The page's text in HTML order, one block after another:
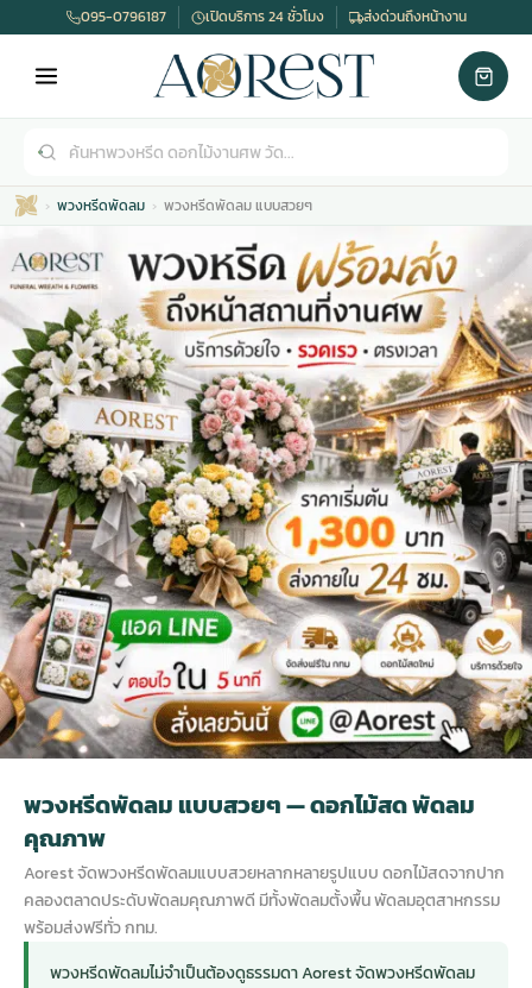
ดอกไม้หน้าศพ
ดอกไม้จัดงานศพ
จัดดอกไม้หน้าศพ
ดอกไม้หน้าหีบ
ดอกไม้หน้างานศพ
ดอกไม้หน้าโลง
จัดดอกไม้หน้ารูป
จัดดอกไม้หน้าโลง
ดอกไม้ศพ
พวงหรีด กรุงเทพ
พวงหรีดราคา
สั่งพวงหรีด
ร้านพวงหรีด
ดอกไม้พวงหรีด
พวงหรีดปทุม
พวงหรีดพระราม 2
พวงหรีด ปากคลองตลาด
พวงหรีดราคาถูก
มรุ
น้าเมรุ
มรุสีขาว
ไม้หน้าเมรุ
กไม้หน้าเมรุ
น้าเมรุ ราคา
มรุ กรุงเทพ
ม้หน้าเมรุ
มรุ ราคาถูก
ไม้งานแต่ง
ไม้งานแต่ง ราคา
ไม้งานแต่ง ราคาถูก
ไม้งานแต่ง กรุงเทพ
อกไม้งานแต่ง
ดอกไม้งานแต่ง
ไม้งานแต่ง แบบสวยๆ
พวงหรีดพัดลม
พวงหรีดพัดลม ราคา
พวงหรีดพัดลม ราคาถูก
พวงหรีดพัดลม กรุงเทพ
พวงหรีดพัดลม ส่งด่วน
สั่งพวงหรีดพัดลม
ร้านพวงหรีดพัดลม
พวงหรีดพัดลม ปากคลองตลาด
พวงหรีดพัดลม แบบสวยๆ
รับจัดงานศพ
รับจัดงานศพ ราคา
รับจัดงานศพ ครบวงจร
รับจัดงานศพ กรุงเทพ
แพ็คเกจจัดงานศพ
ค่าใช้จ่ายจัดงานศพ
จัดงานศพ วัด
ขั้นตอนจัดงานศพ
จัดงานศพ ราคาถูก
095-0796187 เปิดบริการ 24 ชั่วโมง ส่งด่วนถึงหน้างาน
พวงหรีดพัดลม พวงหรีดพัดลม แบบสวยๆ
พวงหรีดพัดลม แบบสวยๆ — ดอกไม้สด พัดลม
คุณภาพ
Aorest จัดพวงหรีดพัดลมแบบสวยหลากหลายรูปแบบ ดอกไม้สดจากปาก
คลองตลาดประดับพัดลมคุณภาพดี มีทั้งพัดลมตั้งพื้น พัดลมอุตสาหกรรม
พร้อมส่งฟรีทั่ว กทม.
พวงหรีดพัดลมไม่จำเป็นต้องดูธรรมดา Aorest จัดพวงหรีดพัดลม